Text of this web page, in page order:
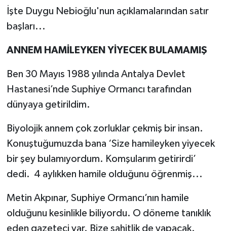
İşte Duygu Nebioğlu'nun açıklamalarından satır
başları...
ANNEM HAMİLEYKEN YİYECEK BULAMAMIŞ
Ben 30 Mayıs 1988 yılında Antalya Devlet
Hastanesi’nde Suphiye Ormancı tarafından
dünyaya getirildim.
Biyolojik annem çok zorluklar çekmiş bir insan.
Konuştuğumuzda bana ‘Size hamileyken yiyecek
bir şey bulamıyordum. Komşularım getirirdi’
dedi. 4 aylıkken hamile olduğunu öğrenmiş...
Metin Akpınar, Suphiye Ormancı’nın hamile
olduğunu kesinlikle biliyordu. O döneme tanıklık
eden gazeteci var. Bize şahitlik de yapacak.